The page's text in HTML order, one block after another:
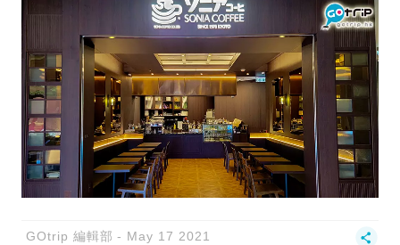
GOtrip 編輯部 May 17 2021